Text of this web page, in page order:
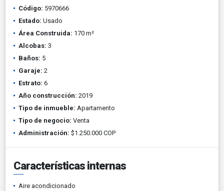
Código: 5970666
Estado: Usado
Área Construida: 170 m²
Alcobas: 3
Baños: 5
Garaje: 2
Estrato: 6
Año construcción: 2019
Tipo de inmueble: Apartamento
Tipo de negocio: Venta
Administración: $1.250.000 COP
Características internas
Aire acondicionado